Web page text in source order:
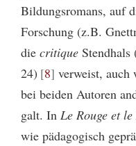
Bildungsromans, auf
Forschung (z.B.
die critique
24) 8 verweist, auch
bei beiden Autoren
galt. In Le Rouge et
wie pädagogisch